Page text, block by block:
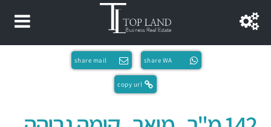
share WA
share mail
copy url